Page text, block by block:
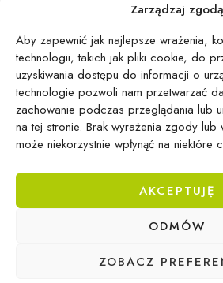
Zarządzaj zgodą
Aby zapewnić jak najlepsze wrażenia,
technologii, takich jak pliki cookie, do
uzyskiwania dostępu do informacji o
technologie pozwoli nam przetwarzać
zachowanie podczas przeglądania lub
na tej stronie. Brak wyrażenia zgody
może niekorzystnie wpłynąć na niektóre
AKCEPTUJĘ
ODMÓW
ZOBACZ
Epicentrum Gdynia Wielki Kack
ul. Druskiennicka 20a